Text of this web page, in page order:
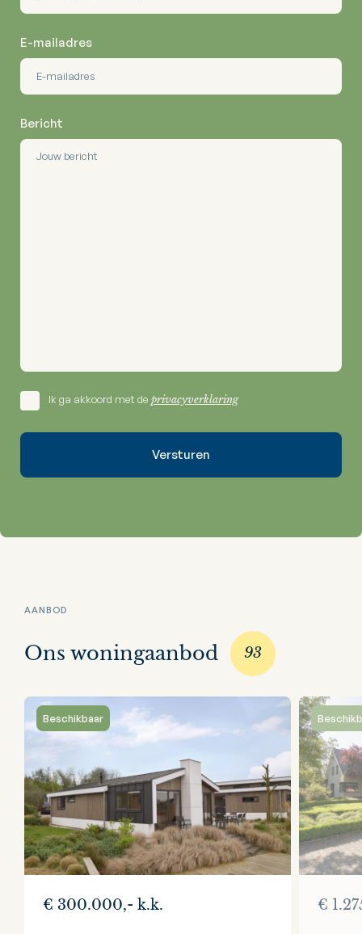
E-mailadres
Bericht
Ik ga akkoord met de privacyverklaring
AANBOD
Ons woningaanbod 93
Beschikbaar
€ 300.000,- k.k. €